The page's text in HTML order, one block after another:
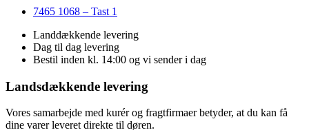
7465 1068 – Tast 1
Landdækkende levering
Dag til dag levering
Bestil inden kl. 14:00 og vi sender i dag
Landsdækkende levering
Vores samarbejde med kurér og fragtfirmaer betyder, at du kan få
dine varer leveret direkte til døren.